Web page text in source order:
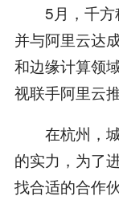
5月，千方
并与阿里云达
和边缘计算领
视联手阿里云
在杭州，城
的实力，为了
找合适的合作